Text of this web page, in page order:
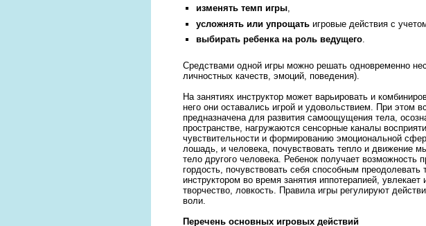
изменять темп игры
усложнять или упрощать игровые действия с
выбирать ребенка на роль ведущего.
Средствами одной игры можно решать одновременно
личностных качеств, эмоций, поведения).
На занятиях инструктор может варьировать и
него они оставались игрой и удовольствием. При этом
предназначена для развития самоощущения тела,
пространстве, нагружаются сенсорные каналы
чувствительности и формированию эмоциональной
лошадь, и человека, почувствовать тепло и движение
тело другого человека. Ребенок получает возможность
гордость, почувствовать себя способным
инструктором во время занятия иппотерапией, увлекает
творчество, ловкость. Правила игры регулируют
воли.
Перечень основных игровых действий